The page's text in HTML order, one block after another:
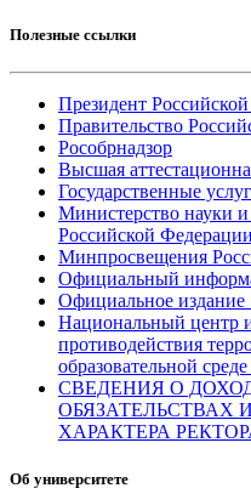
Полезные ссылки
Президент
Правительство
Рособрнадзор
Высшая
Государственные
Министерство науки
Российской Федерации
Минпросвещения
Официальный
Официальное
Национальный центр
противодействия
образовательной
СВЕДЕНИЯ О
ОБЯЗАТЕЛЬСТВАХ
ХАРАКТЕРА
Об университете